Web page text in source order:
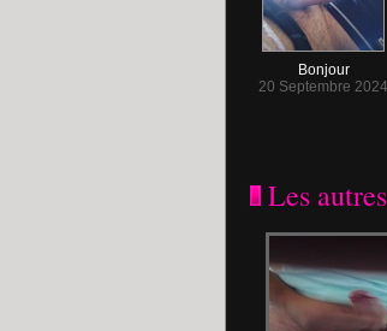
Bonjour
20 Septembre 2024
Les